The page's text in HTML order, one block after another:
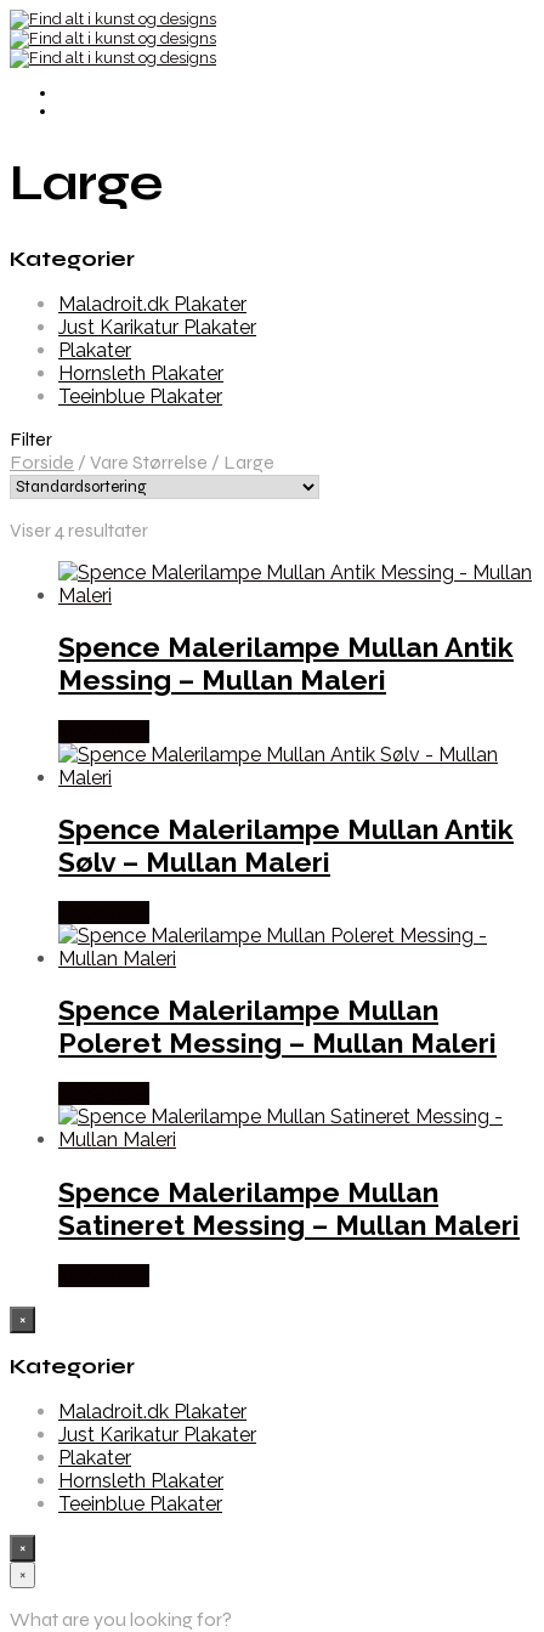
Large
Kategorier
Maladroit.dk Plakater
Just Karikatur Plakater
Plakater
Hornsleth Plakater
Teeinblue Plakater
Filter
Forside / Vare Størrelse / Large
Viser 4 resultater
Spence Malerilampe Mullan Antik
Messing – Mullan Maleri
Spence Malerilampe Mullan Antik
Sølv – Mullan Maleri
Spence Malerilampe Mullan
Poleret Messing – Mullan Maleri
Spence Malerilampe Mullan
Satineret Messing – Mullan Maleri
×
Kategorier
Maladroit.dk Plakater
Just Karikatur Plakater
Plakater
Hornsleth Plakater
Teeinblue Plakater
×
×
What are you looking for?